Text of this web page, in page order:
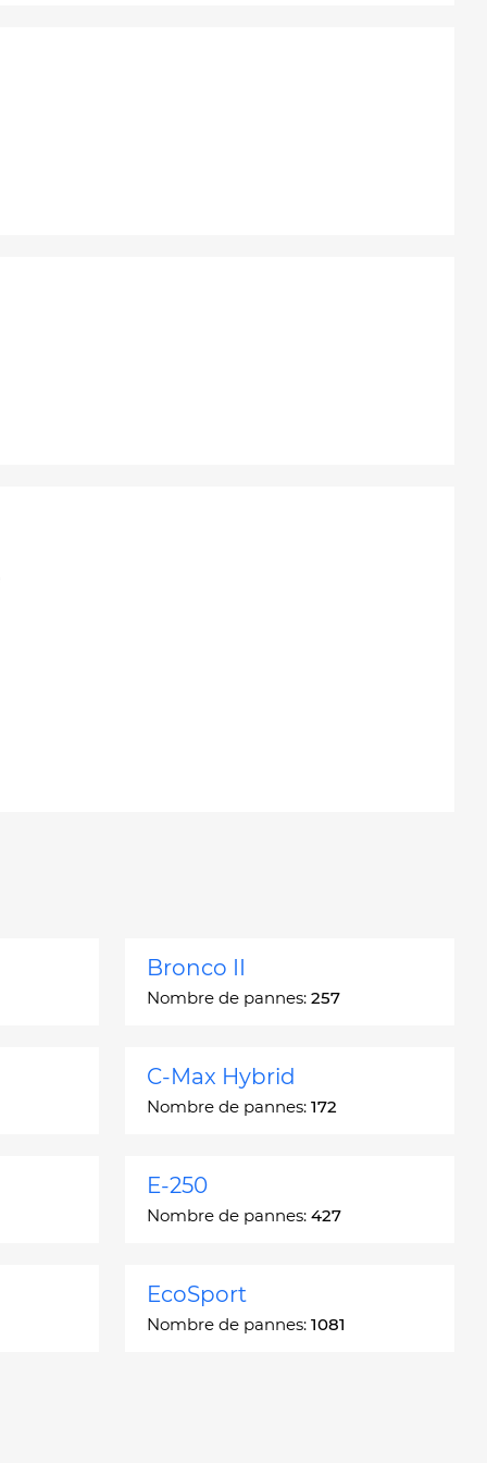
Bronco II
Nombre de pannes: 257
C-Max Hybrid
Nombre de pannes: 172
E-250
Nombre de pannes: 427
EcoSport
Nombre de pannes: 1081